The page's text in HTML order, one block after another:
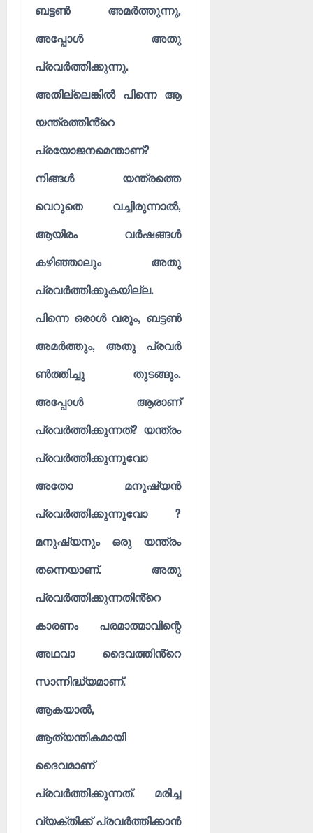
ബട്ടൺ അമർത്തുന്നു,
അപ്പോൾ അതു
പ്രവർത്തിക്കുന്നു.
അതില്ലെങ്കിൽ പിന്നെ ആ
യന്ത്രത്തിൻ്റെ
പ്രയോജനമെന്താണ്?
നിങ്ങൾ യന്ത്രത്തെ
വെറുതെ വച്ചിരുന്നാൽ,
ആയിരം വർഷങ്ങൾ
കഴിഞ്ഞാലും അതു
പ്രവർത്തിക്കുകയില്ല.
പിന്നെ ഒരാൾ വരും, ബട്ടൺ
അമർത്തും, അതു പ്രവർ
ൺത്തിച്ചു തുടങ്ങും.
അപ്പോൾ ആരാണ്
പ്രവർത്തിക്കുന്നത്? യന്ത്രം
പ്രവർത്തിക്കുന്നുവോ
അതോ മനുഷ്യൻ
പ്രവർത്തിക്കുന്നുവോ ?
മനുഷ്യനും ഒരു യന്ത്രം
തന്നെയാണ്. അതു
പ്രവർത്തിക്കുന്നതിൻ്റെ
കാരണം പരമാത്മാവിന്റെ
അഥവാ ദൈവത്തിൻ്റെ
സാന്നിദ്ധ്യമാണ്.
ആകയാൽ,
ആത്യന്തികമായി
ദൈവമാണ്
പ്രവർത്തിക്കുന്നത്. മരിച്ച
വ്യക്തിക്ക് പ്രവർത്തിക്കാൻ